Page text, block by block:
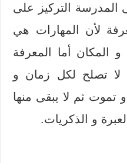
التركيز على
لأن المهارات هي
المكان أما المعرفة
لا تصلح لكل زمان و
تموت ثم لا يبقى منها
و الذكريات.